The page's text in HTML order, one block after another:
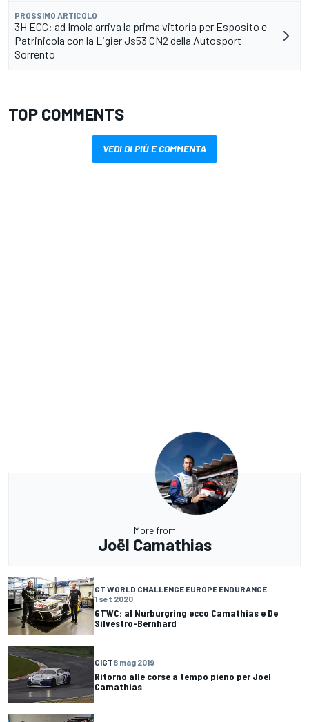
PROSSIMO ARTICOLO
3H ECC: ad Imola arriva la prima vittoria per Esposito e
Patrinicola con la Ligier Js53 CN2 della Autosport
Sorrento
TOP COMMENTS
VEDI DI PIÙ E COMMENTA
More from
Joël Camathias
GT WORLD CHALLENGE EUROPE ENDURANCE
1 set 2020
GTWC: al Nurburgring ecco Camathias e De
Silvestro-Bernhard
CIGT8 mag 2019
Ritorno alle corse a tempo pieno per Joel
Camathias